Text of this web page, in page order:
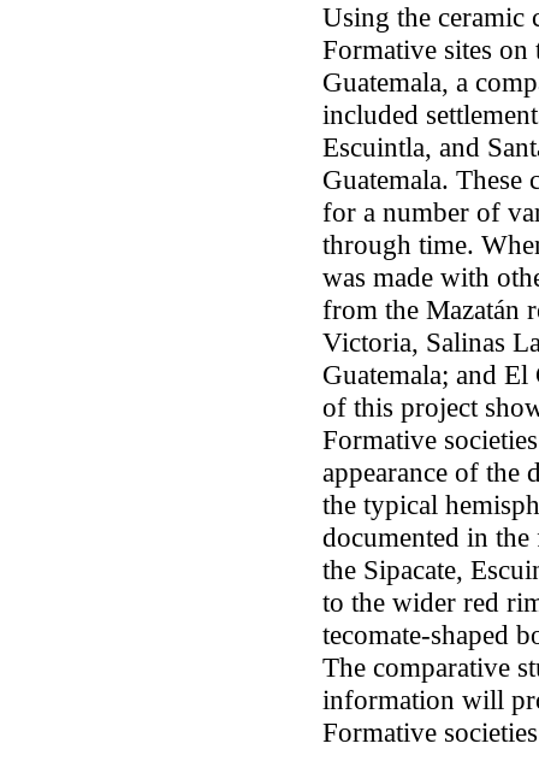
Using the ceramic
Formative sites
Guatemala, a
included
Escuintla, and
Guatemala. These
for a number of
through time.
was made with
from the Mazatán
Victoria, Salinas
Guatemala; and
of this project
Formative
appearance of the
the typical
documented in
the Sipacate,
to the wider red
tecomate-shaped
The comparative
information will
Formative